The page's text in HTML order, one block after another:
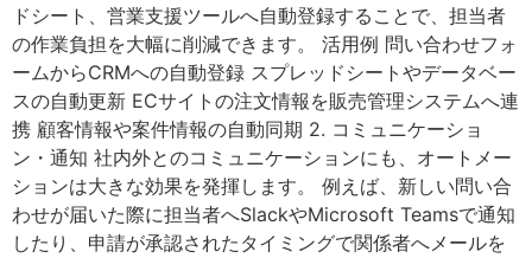
ドシート、営業支援ツールへ自動登録することで、担当者
の作業負担を大幅に削減できます。 活用例 問い合わせフォ
ームからCRMへの自動登録 スプレッドシートやデータベー
スの自動更新 ECサイトの注文情報を販売管理システムへ連
携 顧客情報や案件情報の自動同期 2. コミュニケーショ
ン・通知 社内外とのコミュニケーションにも、オートメー
ションは大きな効果を発揮します。 例えば、新しい問い合
わせが届いた際に担当者へSlackやMicrosoft Teamsで通知
したり、申請が承認されたタイミングで関係者へメールを